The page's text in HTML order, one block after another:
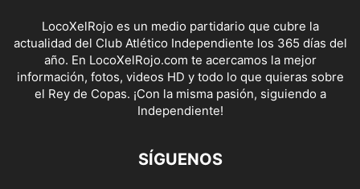
LocoXelRojo es un medio partidario que cubre la
actualidad del Club Atlético Independiente los 365 días del
año. En LocoXelRojo.com te acercamos la mejor
información, fotos, videos HD y todo lo que quieras sobre
el Rey de Copas. ¡Con la misma pasión, siguiendo a
Independiente!
SÍGUENOS